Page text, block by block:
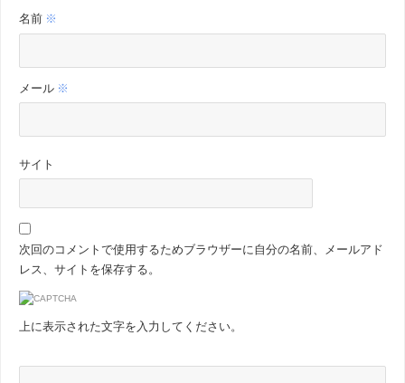
名前 ※
メール ※
サイト
次回のコメントで使用するためブラウザーに自分の名前、メールアド
レス、サイトを保存する。
上に表示された文字を入力してください。